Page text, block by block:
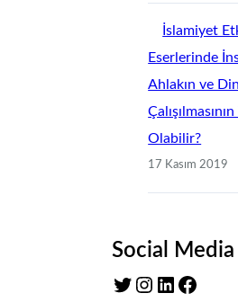
İslamiyet
Eserlerinde
Ahlakın ve
Olabilir?
17 Kasım 2019
Social Media
Twitter
Instagram LinkedIn Facebook